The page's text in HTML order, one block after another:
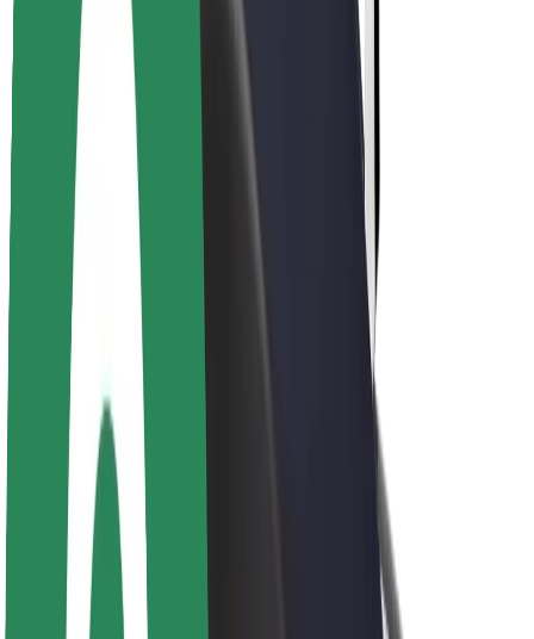
Bedrijf
Carrière
Over Bolt
Duurzaamheid bij Bolt
Project Zero
Blog
Nieuws
Merkrichtlijnen
Missie
Investeerdersrelaties
Leiderschap
Merk
Media
Urban Fund
Veiligheid